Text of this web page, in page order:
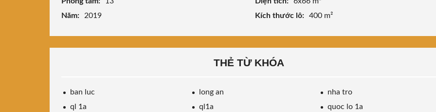
Năm:
2019 Kích thước lô: 400 m²
THẺ TỪ KHÓA
ban luc long an
nha tro
ql 1a
ql1a
quoc lo 1a